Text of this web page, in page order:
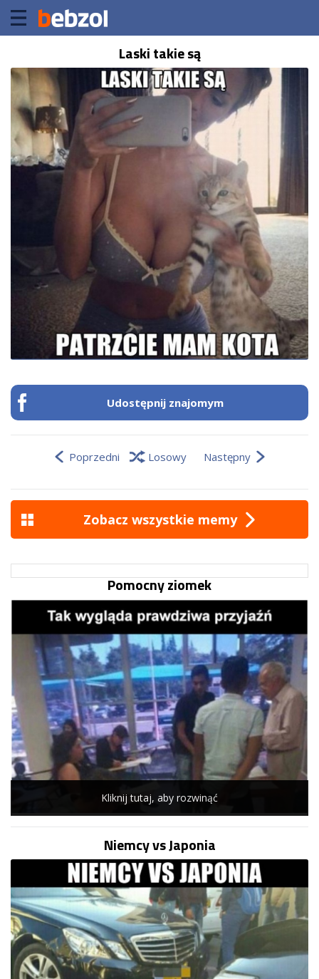
Laski takie są
Udostępnij znajomym
Poprzedni Losowy Następny
Zobacz wszystkie memy
Pomocny ziomek
Kliknij tutaj, aby rozwinąć
Niemcy vs Japonia